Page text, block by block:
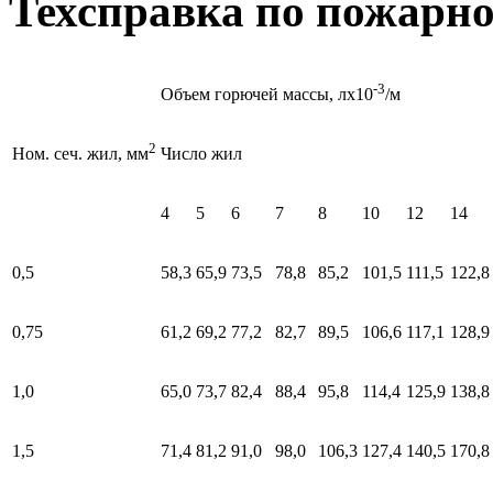
Техсправка по
Ном. сеч. жил, мм2
Объем горючей массы, лx10-3/м
Число жил
4 5 6 7 8 10 12 14
0,5 58,3 65,9 73,5 78,8 85,2 101,5 111,5 122,8
0,75 61,2 69,2 77,2 82,7 89,5 106,6 117,1 128,9
1,0 65,0 73,7 82,4 88,4 95,8 114,4 125,9 138,8
1,5 71,4 81,2 91,0 98,0 106,3 127,4 140,5 170,8